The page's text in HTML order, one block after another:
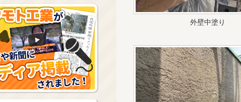
外壁中塗り